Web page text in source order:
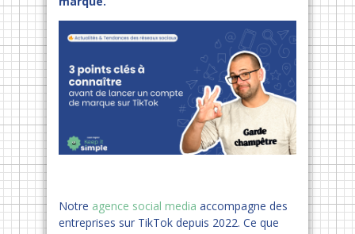
Notre agence social media accompagne des
entreprises sur TikTok depuis 2022. Ce que